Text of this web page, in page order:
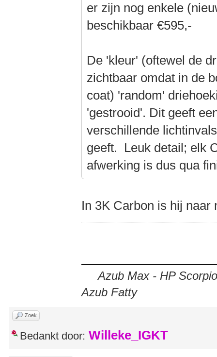
er zijn nog enkele
beschikbaar €595,-
De 'kleur' (oftewel de
zichtbaar omdat in de
coat) 'random'
'gestrooid'. Dit geeft
verschillende
geeft. Leuk detail; elk
afwerking is dus qua
In 3K Carbon is hij
Azub Max - HP
Azub Fatty
Zoek
Bedankt door: Willeke_IGKT